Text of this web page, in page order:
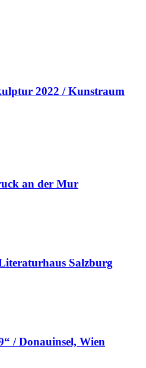
2022 / Kunstraum
an der Mur
Salzburg
/ Donauinsel, Wien